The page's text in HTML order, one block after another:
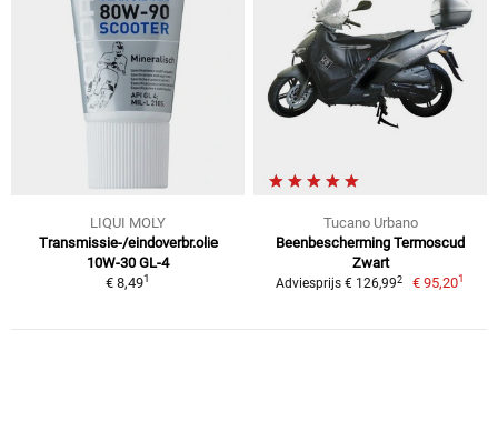
LIQUI MOLY
Transmissie-/eindoverbr.olie
10W-30 GL-4
€ 8,491
Tucano Urbano
Beenbescherming Termoscud
Zwart
Adviesprijs € 126,992 € 95,201